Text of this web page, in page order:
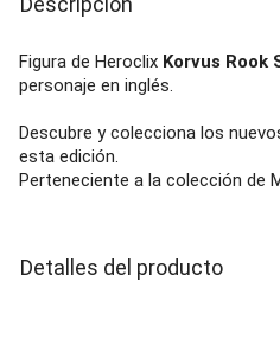
Figura de Heroclix Korvus Rook
personaje en inglés.
Descubre y colecciona los
esta edición.
Perteneciente a la colección de
Detalles del producto